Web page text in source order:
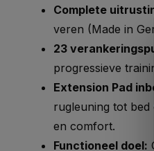
Complete
veren (Made in
23
progressieve
Extension Pad
rugleuning tot bed
en comfort.
Functioneel doel: